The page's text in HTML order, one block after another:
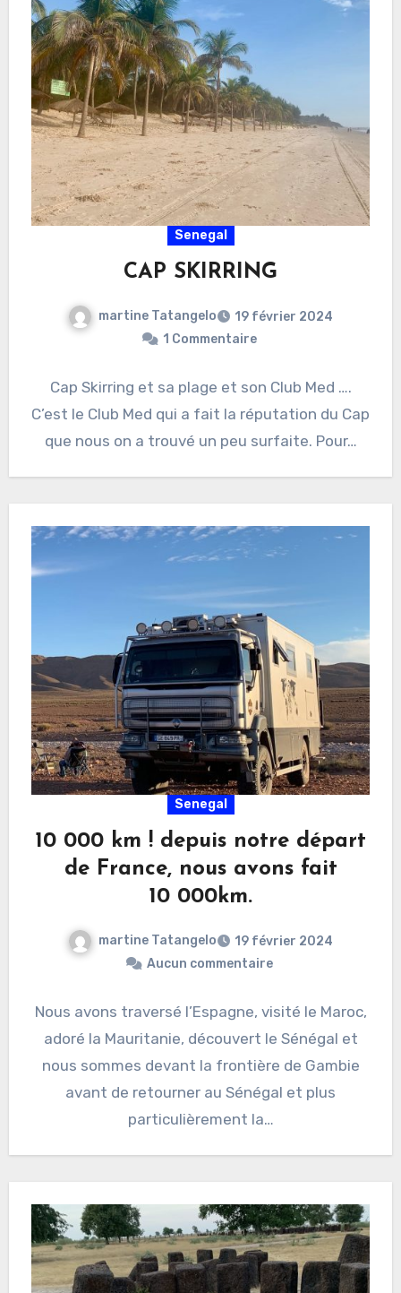
Senegal
CAP SKIRRING
martine Tatangelo
19 février 2024
1 Commentaire
Cap Skirring et sa plage et son Club Med ….
C’est le Club Med qui a fait la réputation du Cap
que nous on a trouvé un peu surfaite. Pour…
Senegal
10 000 km ! depuis notre départ
de France, nous avons fait
10 000km.
martine Tatangelo
19 février 2024
Aucun commentaire
Nous avons traversé l’Espagne, visité le Maroc,
adoré la Mauritanie, découvert le Sénégal et
nous sommes devant la frontière de Gambie
avant de retourner au Sénégal et plus
particulièrement la…